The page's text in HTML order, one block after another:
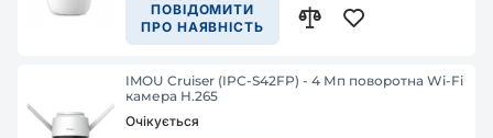
ПОВІДОМИТИ
ПРО НАЯВНІСТЬ
IMOU Cruiser (IPC-S42FP) - 4 Мп поворотна Wi-Fi
камера H.265
Очікується